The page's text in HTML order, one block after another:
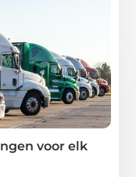
voor elk